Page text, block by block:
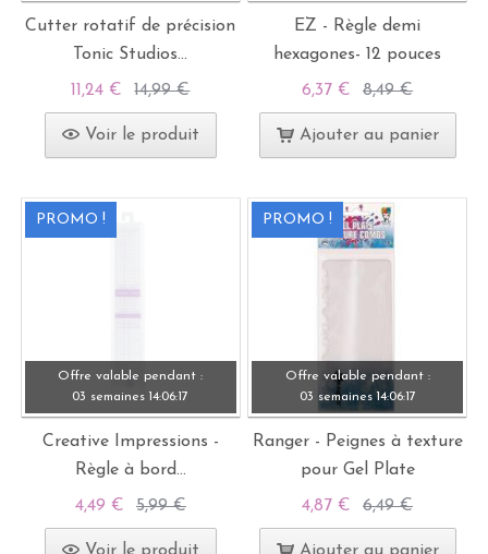
Cutter rotatif de précision
Tonic Studios...
11,24 € 14,99 €
Voir le produit
EZ - Règle demi
hexagones- 12 pouces
6,37 € 8,49 €
Ajouter au panier
PROMO !
Offre valable pendant :
03 semaines 14:06:15
Creative Impressions -
Règle à bord...
4,49 € 5,99 €
Voir le produit
PROMO !
Offre valable pendant :
03 semaines 14:06:15
Ranger - Peignes à texture
pour Gel Plate
4,87 € 6,49 €
Ajouter au panier